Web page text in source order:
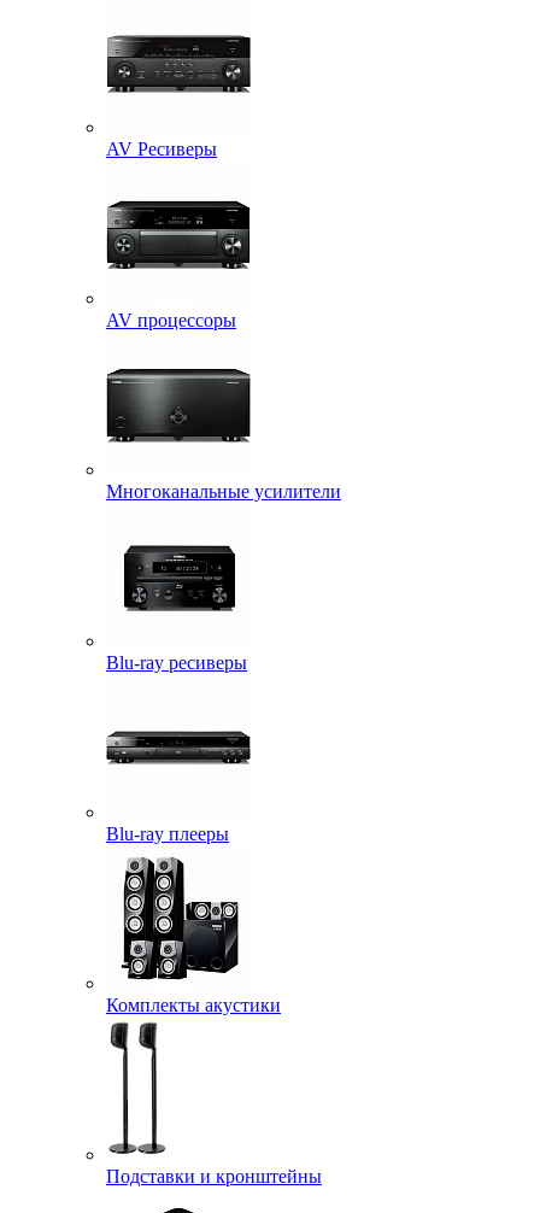
AV Ресиверы
AV процессоры
Многоканальные усилители
Blu-ray ресиверы
Blu-ray плееры
Комплекты акустики
Подставки и кронштейны